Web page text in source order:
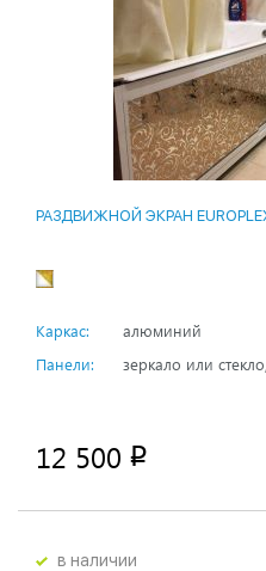
РАЗДВИЖНОЙ ЭКРАН
Каркас:
алюминий
Панели:
зеркало или
12 500 p
в наличии